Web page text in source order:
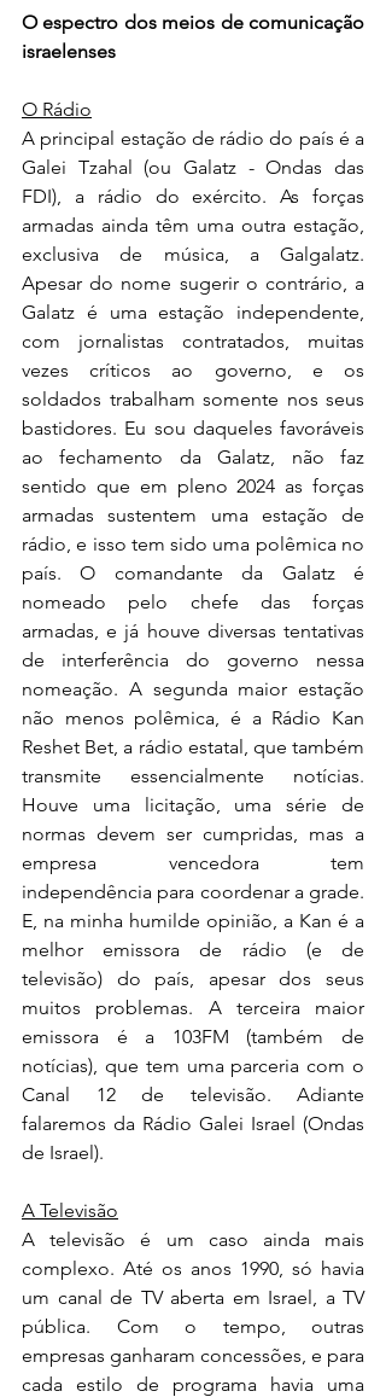
O espectro dos meios de comunicação
israelenses
O Rádio
A principal estação de rádio do país é a
Galei Tzahal (ou Galatz - Ondas das
FDI), a rádio do exército. As forças
armadas ainda têm uma outra estação,
exclusiva de música, a Galgalatz.
Apesar do nome sugerir o contrário, a
Galatz é uma estação independente,
com jornalistas contratados, muitas
vezes críticos ao governo, e os
soldados trabalham somente nos seus
bastidores. Eu sou daqueles favoráveis
ao fechamento da Galatz, não faz
sentido que em pleno 2024 as forças
armadas sustentem uma estação de
rádio, e isso tem sido uma polêmica no
país. O comandante da Galatz é
nomeado pelo chefe das forças
armadas, e já houve diversas tentativas
de interferência do governo nessa
nomeação. A segunda maior estação
não menos polêmica, é a Rádio Kan
Reshet Bet, a rádio estatal, que também
transmite essencialmente notícias.
Houve uma licitação, uma série de
normas devem ser cumpridas, mas a
empresa vencedora tem
independência para coordenar a grade.
E, na minha humilde opinião, a Kan é a
melhor emissora de rádio (e de
televisão) do país, apesar dos seus
muitos problemas. A terceira maior
emissora é a 103FM (também de
notícias), que tem uma parceria com o
Canal 12 de televisão. Adiante
falaremos da Rádio Galei Israel (Ondas
de Israel).
A Televisão
A televisão é um caso ainda mais
complexo. Até os anos 1990, só havia
um canal de TV aberta em Israel, a TV
pública. Com o tempo, outras
empresas ganharam concessões, e para
cada estilo de programa havia uma